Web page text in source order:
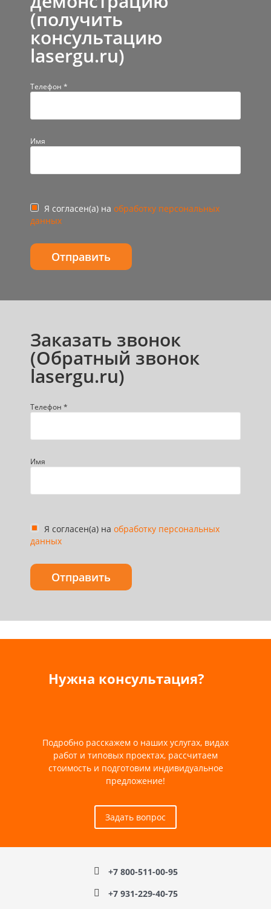
(получить
консультацию
lasergu.ru)
Телефон *
Имя
Я согласен(а) на обработку персональных
данных
Заказать звонок
(Обратный звонок
lasergu.ru)
Телефон *
Имя
Я согласен(а) на обработку персональных
данных
Нужна консультация?
Подробно расскажем о наших услугах, видах
работ и типовых проектах, рассчитаем
стоимость и подготовим индивидуальное
предложение!
Задать вопрос
+7 800-511-00-95
+7 931-229-40-75